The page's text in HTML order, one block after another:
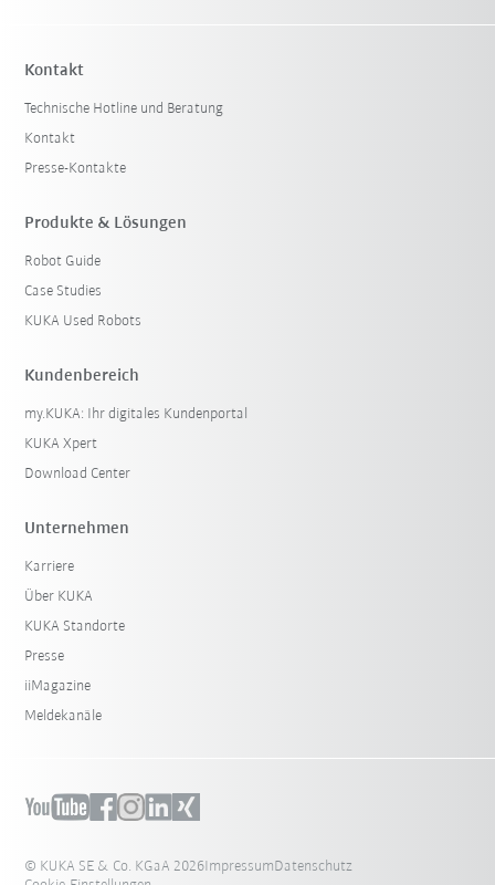
Kontakt
Technische Hotline und Beratung
Kontakt
Presse-Kontakte
Produkte & Lösungen
Robot Guide
Case Studies
KUKA Used Robots
Kundenbereich
my.KUKA: Ihr digitales Kundenportal
KUKA Xpert
Download Center
Unternehmen
Karriere
Über KUKA
KUKA Standorte
Presse
iiMagazine
Meldekanäle
© KUKA SE & Co. KGaA 2026ImpressumDatenschutz